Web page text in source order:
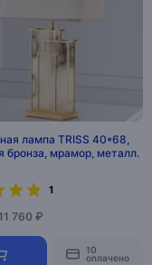
лампа TRISS 40*68,
бронза, мрамор, металл.
1
11 760 ₽
10
оплачено